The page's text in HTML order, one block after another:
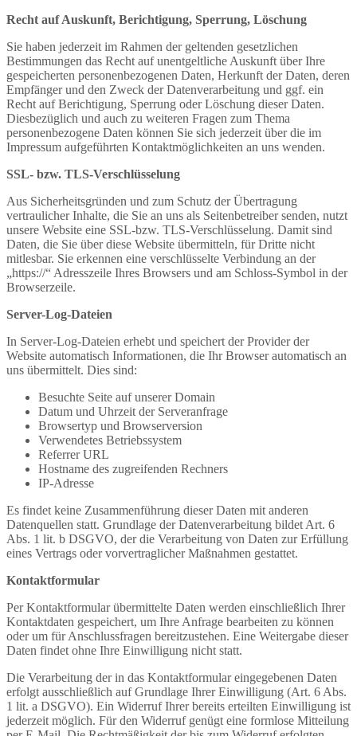
Recht auf Auskunft, Berichtigung, Sperrung, Löschung
Sie haben jederzeit im Rahmen der geltenden gesetzlichen
Bestimmungen das Recht auf unentgeltliche Auskunft über Ihre
gespeicherten personenbezogenen Daten, Herkunft der Daten, deren
Empfänger und den Zweck der Datenverarbeitung und ggf. ein
Recht auf Berichtigung, Sperrung oder Löschung dieser Daten.
Diesbezüglich und auch zu weiteren Fragen zum Thema
personenbezogene Daten können Sie sich jederzeit über die im
Impressum aufgeführten Kontaktmöglichkeiten an uns wenden.
SSL- bzw. TLS-Verschlüsselung
Aus Sicherheitsgründen und zum Schutz der Übertragung
vertraulicher Inhalte, die Sie an uns als Seitenbetreiber senden, nutzt
unsere Website eine SSL-bzw. TLS-Verschlüsselung. Damit sind
Daten, die Sie über diese Website übermitteln, für Dritte nicht
mitlesbar. Sie erkennen eine verschlüsselte Verbindung an der
„https://“ Adresszeile Ihres Browsers und am Schloss-Symbol in der
Browserzeile.
Server-Log-Dateien
In Server-Log-Dateien erhebt und speichert der Provider der
Website automatisch Informationen, die Ihr Browser automatisch an
uns übermittelt. Dies sind:
Besuchte Seite auf unserer Domain
Datum und Uhrzeit der Serveranfrage
Browsertyp und Browserversion
Verwendetes Betriebssystem
Referrer URL
Hostname des zugreifenden Rechners
IP-Adresse
Es findet keine Zusammenführung dieser Daten mit anderen
Datenquellen statt. Grundlage der Datenverarbeitung bildet Art. 6
Abs. 1 lit. b DSGVO, der die Verarbeitung von Daten zur Erfüllung
eines Vertrags oder vorvertraglicher Maßnahmen gestattet.
Kontaktformular
Per Kontaktformular übermittelte Daten werden einschließlich Ihrer
Kontaktdaten gespeichert, um Ihre Anfrage bearbeiten zu können
oder um für Anschlussfragen bereitzustehen. Eine Weitergabe dieser
Daten findet ohne Ihre Einwilligung nicht statt.
Die Verarbeitung der in das Kontaktformular eingegebenen Daten
erfolgt ausschließlich auf Grundlage Ihrer Einwilligung (Art. 6 Abs.
1 lit. a DSGVO). Ein Widerruf Ihrer bereits erteilten Einwilligung ist
jederzeit möglich. Für den Widerruf genügt eine formlose Mitteilung